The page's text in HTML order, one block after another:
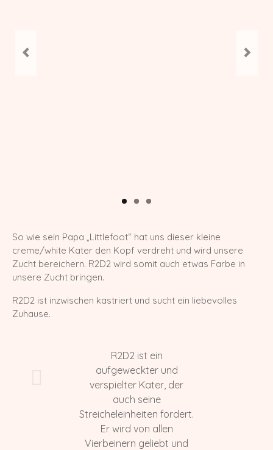
V-Wurf vom 20.04.2025
U-Wurf vom 13.04.2025
Q-Wurf vom 06.04.2024
P-Wurf vom 17.08.2023
O-Wurf vom 23.05.2023
N-Wurf vom 03.05.2023
So wie sein Papa „Littlefoot“ hat uns dieser kleine
creme/white Kater den Kopf verdreht und wird unsere
Zucht bereichern. R2D2 wird somit auch etwas Farbe in
unsere Zucht bringen.
R2D2 ist inzwischen kastriert und sucht ein liebevolles
Zuhause.
R2D2 ist ein
aufgeweckter und
verspielter Kater, der
auch seine
Streicheleinheiten fordert.
Er wird von allen
Vierbeinern geliebt und